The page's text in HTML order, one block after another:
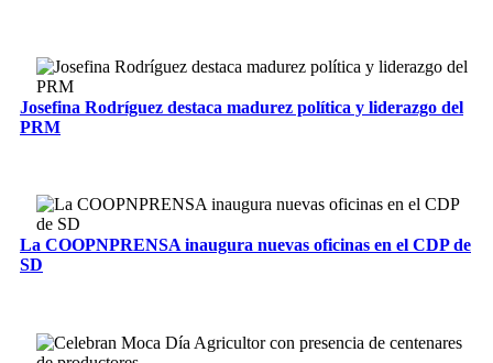
Josefina Rodríguez destaca madurez política y liderazgo del
PRM
La COOPNPRENSA inaugura nuevas oficinas en el CDP de
SD